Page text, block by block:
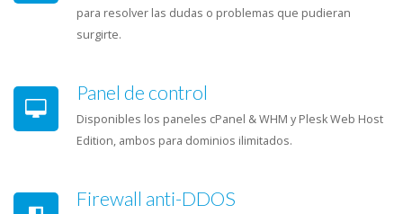
para resolver las dudas o problemas que pudieran
surgirte.
Panel de control
Disponibles los paneles cPanel & WHM y Plesk Web Host
Edition, ambos para dominios ilimitados.
Firewall anti-DDOS